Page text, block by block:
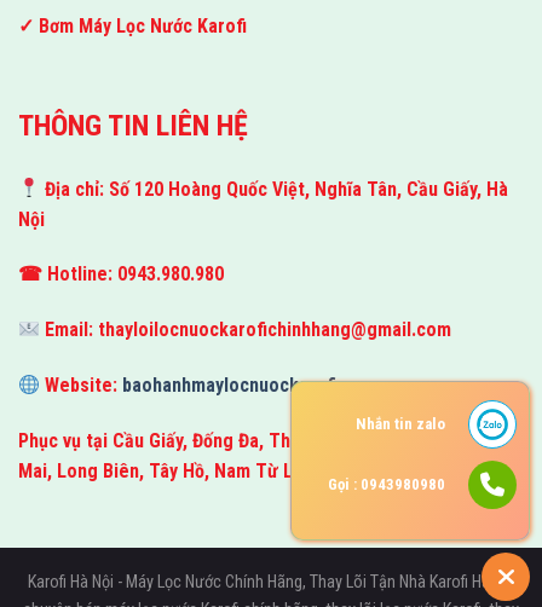
✓ Bơm Máy Lọc Nước Karofi
THÔNG TIN LIÊN HỆ
Địa chỉ: Số 120 Hoàng Quốc Việt, Nghĩa Tân, Cầu Giấy, Hà
Nội
☎ Hotline: 0943.980.980
Email: thayloilocnuockarofichinhhang@gmail.com
Website: baohanhmaylocnuockarofi.com
Phục vụ tại Cầu Giấy, Đống Đa, Thanh Xuân, Hà Đông, Hoàng
Mai, Long Biên, Tây Hồ, Nam Từ Liêm và toàn bộ Hà Nội.
Karofi Hà Nội - Máy Lọc Nước Chính Hãng, Thay Lõi Tận Nhà Karofi Hà Nội
Nhắn tin zalo
Gọi : 0943980980